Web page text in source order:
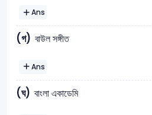
Ans
(গ) বাউল সঙ্গীত
Ans
(ঘ) বাংলা একাডেমি